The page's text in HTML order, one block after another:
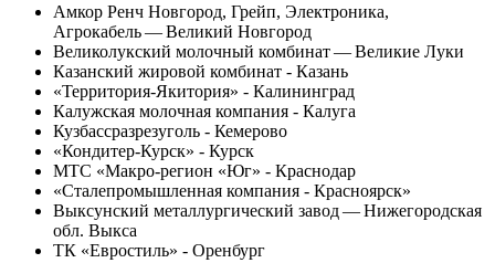
Амкор Ренч Новгород, Грейп, Электроника,
Агрокабель — Великий Новгород
Великолукский молочный комбинат — Великие Луки
Казанский жировой комбинат - Казань
«Территория-Якитория» - Калининград
Калужская молочная компания - Калуга
Кузбассразрезуголь - Кемерово
«Кондитер-Курск» - Курск
МТС «Макро-регион «Юг» - Краснодар
«Сталепромышленная компания - Красноярск»
Выксунский металлургический завод — Нижегородская
обл. Выкса
ТК «Евростиль» - Оренбург